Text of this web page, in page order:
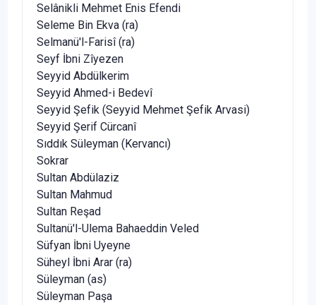
Selânikli Mehmet Enis Efendi
Seleme Bin Ekva (ra)
Selmanü'l-Farisî (ra)
Seyf İbni Zîyezen
Seyyid Abdülkerim
Seyyid Ahmed-i Bedevî
Seyyid Şefik (Seyyid Mehmet Şefik Arvasi)
Seyyid Şerif Cürcanî
Sıddık Süleyman (Kervancı)
Sokrar
Sultan Abdülaziz
Sultan Mahmud
Sultan Reşad
Sultanü'l-Ulema Bahaeddin Veled
Süfyan İbni Uyeyne
Süheyl İbni Arar (ra)
Süleyman (as)
Süleyman Paşa